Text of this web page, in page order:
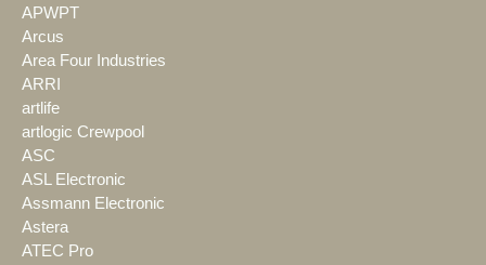
APWPT
Arcus
Area Four Industries
ARRI
artlife
artlogic Crewpool
ASC
ASL Electronic
Assmann Electronic
Astera
ATEC Pro